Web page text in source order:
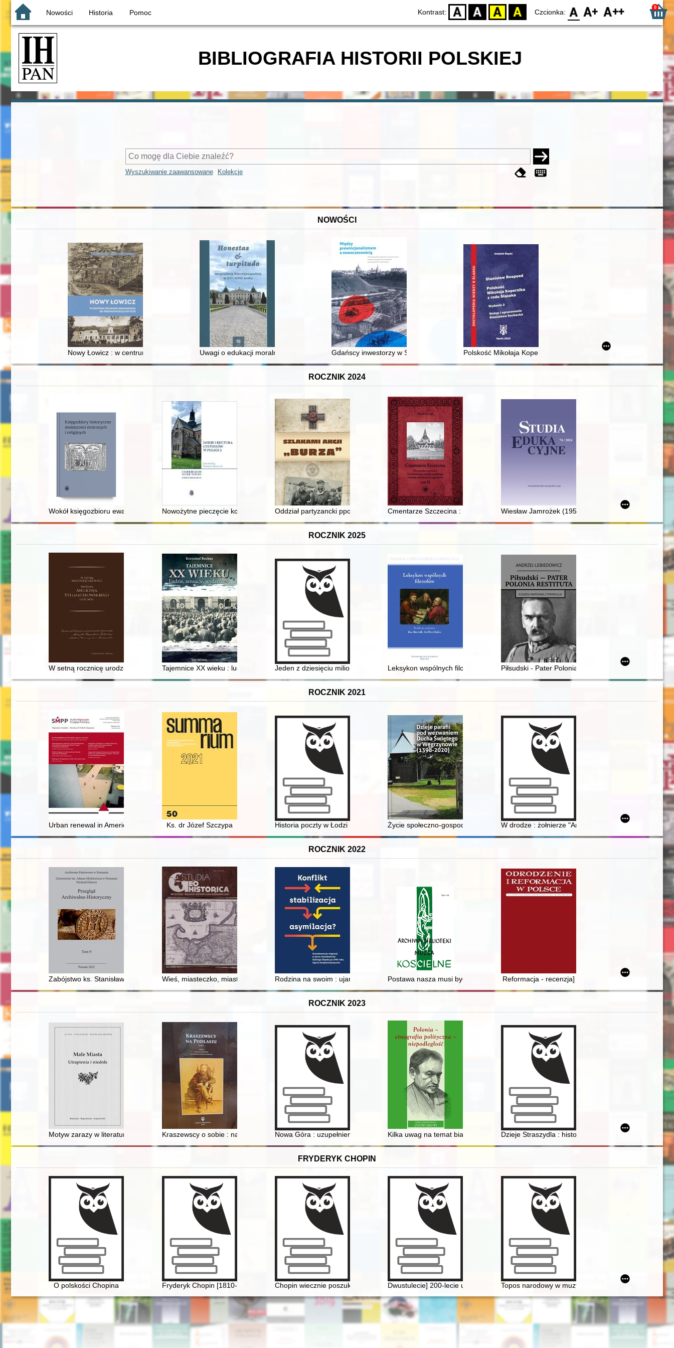
Nowości Historia Pomoc Kontrast: D BW YB BY Czcionka: F0 F1 F2 0
BIBLIOGRAFIA HISTORII POLSKIEJ
Wyszukiwanie zaawansowane Kolekcje
NOWOŚCI
Nowy Łowicz : w centrum poligonu drawskiego od średniowiecza do dziśUwagi o edukacji moralnej synów szlacheckich w XVI-wiecznej RzeczypospolitejGdańscy inwestorzy w Sopocie : prestiż finansowy i towarzyski lokalnego mieszczaństwa w 2. poł. XIX w
Polskość Mikołaja Kopernika z rodu Ślązaka
ROCZNIK 2024
Wokół księgozbioru ewangelickiego zboru Świętego Krzyża w Poznaniu oraz książek Andreasa Ackermanna i Arthura Rhodego, odnalezionych dotąd w Bibliotece Uniwersyteckiej w Poznaniu
Nowożytne pieczęcie konwentu z opactwa cysterskiego w Krzeszowie - funkcje prawne i ikonografia = Modern convent seals from the Cistercian abbey in
Oddział partyzancki ppor. Stanisława Świętkowskiego „Zapały”Cmentarze Szczecina : monografia cmentarzy szczecińskiego zespołu miejskiego i
Wiesław Jamrożek (1954-2021) jako kierownik
ROCZNIK 2025
W setną rocznicę urodzin Profesora Andrzeja Stelmachowskiego (1925-2025) : wydanie jubileuszowe pod patronatem honorowym Marszałka Województwa Podlaskiego i Rektora Uniwersytetu w
Tajemnice XX wieku : ludzie, sensacje, wydarzenia : historie dobrze opowiedziane
Jeden z dziesięciu milionów Leksykon wspólnych filozofów Piłsudski - Pater Polonia Restituta
ROCZNIK 2021
Urban renewal in American cities and responses of the white working-class ethnic groups : a preliminary exploration
Ks. dr Józef Szczypa Historia poczty w Łodzi : okres międzywojenny, 1918-1939 : album znaków pocztowych
Życie społeczno-gospodarcze i religijne mieszkańców parafii Węgrzynowo w XIX i na
W drodze : żołnierze "Armii Andersa" 1941-1946
ROCZNIK 2022
Zabójstwo ks. Stanisława Streicha i jego obraz w świetle protokołu sekcji zwłok
Wieś, miasteczko, miasto - recenzja]Rodzina na swoim : ujarzmianie "Dzikiego Zachodu" w latach 1945-1949
Postawa nasza musi być jasna i czytelna dla narodu" : Biskup Ignacy Tokarczuk jako
Reformacja - recenzja]
ROCZNIK 2023
Motyw zarazy w literaturze : próba wgląduKraszewscy o sobie : na podstawie dokumentów prywatnych (listy, pamiętniki, zapiski)
Nowa Góra : uzupełnienia Kilka uwag na temat białej i czarnej legendy Aleksandra Wielopolskiego
Dzieje Straszydla : historyczne echa Małej Ojczyzny
FRYDERYK CHOPIN
O polskości Chopina Fryderyk Chopin [1810-1849]. Ród i nazwisko jakiego nie znamyChopin wiecznie poszukiwany. Historia Międzynarodowego Konkursu Pianistycznego im. Fryderyka Chopina w Warszawie
Dwustulecie] 200-lecie urodzin Fryderyka ChopinaTopos narodowy w muzyce polskiej pierwszej